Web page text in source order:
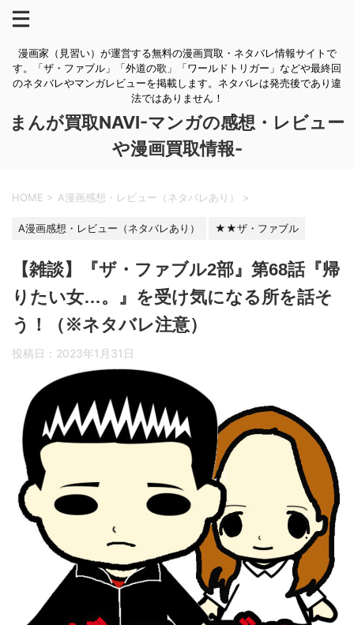
漫画家（見習い）が運営する無料の漫画買取・ネタバレ情報サイトで
す。「ザ・ファブル」「外道の歌」「ワールドトリガー」などや最終回
のネタバレやマンガレビューを掲載します。ネタバレは発売後であり違
法ではありません！
まんが買取NAVI-マンガの感想・レビュー
や漫画買取情報-
HOME > A漫画感想・レビュー（ネタバレあり） >
A漫画感想・レビュー（ネタバレあり） ★★ザ・ファブル
【雑談】『ザ・ファブル2部』第68話『帰
りたい女…。』を受け気になる所を話そ
う！（※ネタバレ注意）
投稿日： 2023年1月31日